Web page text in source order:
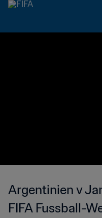
Argentinien v
FIFA Fussball-